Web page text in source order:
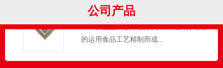
公司产品
大豆蛋白胶DC家居板花纹银丝布纹
CGB大互蛋白胶木板系列，采用拜尔专有
的运用食品工艺精制而成...